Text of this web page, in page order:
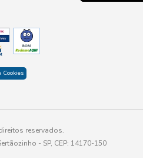
Cookies
reservados.
- SP, CEP: 14170-150